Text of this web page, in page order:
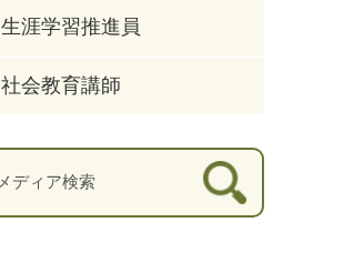
生涯学習推進員
社会教育講師